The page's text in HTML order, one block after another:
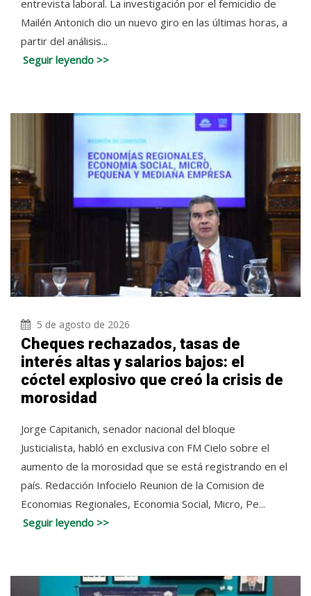
entrevista laboral. La investigación por el femicidio de
Mailén Antonich dio un nuevo giro en las últimas horas, a
partir del análisis...
Seguir leyendo >>
5 de agosto de 2026
Cheques rechazados, tasas de
interés altas y salarios bajos: el
cóctel explosivo que creó la crisis de
morosidad
Jorge Capitanich, senador nacional del bloque
Justicialista, habló en exclusiva con FM Cielo sobre el
aumento de la morosidad que se está registrando en el
país. Redacción Infocielo Reunion de la Comision de
Economias Regionales, Economia Social, Micro, Pe...
Seguir leyendo >>